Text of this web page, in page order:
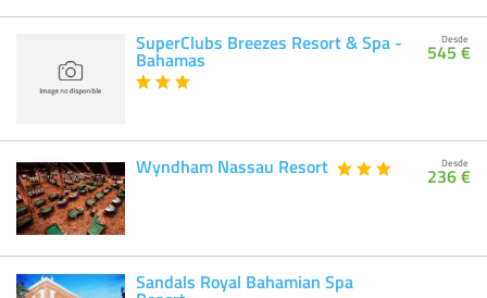
SuperClubs Breezes Resort & Spa -
Bahamas
Desde
545 €
Wyndham Nassau Resort Desde
236 €
Sandals Royal Bahamian Spa